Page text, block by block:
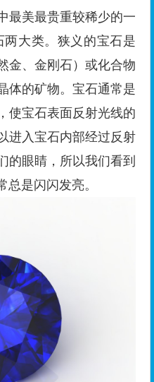
最美最贵重较稀少的一
大类。狭义的宝石是
金、金刚石）或化合物
体的矿物。宝石通常是
使宝石表面反射光线的
进入宝石内部经过反射
的眼睛，所以我们看到
总是闪闪发亮。